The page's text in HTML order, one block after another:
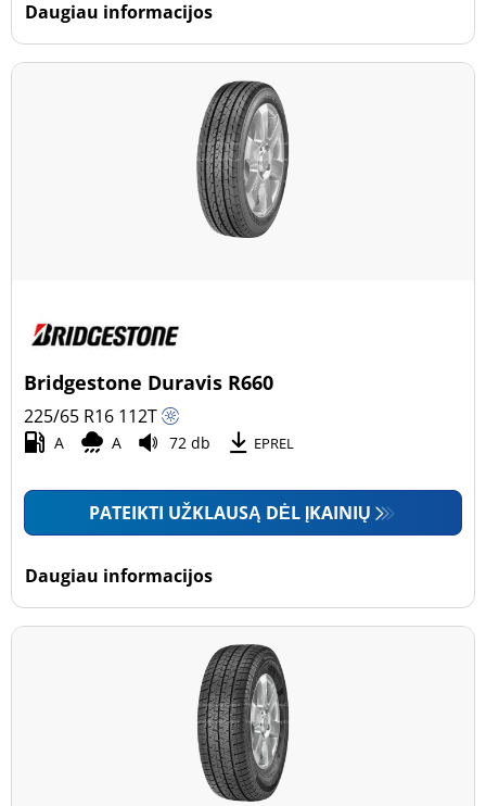
Daugiau informacijos
Bridgestone Duravis R660
225/65 R16 112T
A A 72 db EPREL
PATEIKTI UŽKLAUSĄ DĖL ĮKAINIŲ
Daugiau informacijos